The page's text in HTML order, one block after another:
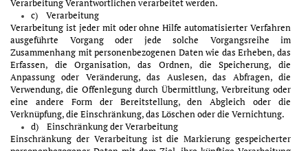
Verarbeitung Verantwortlichen verarbeitet werden.
c) Verarbeitung
Verarbeitung ist jeder mit oder ohne Hilfe automatisierter Verfahren
ausgeführte Vorgang oder jede solche Vorgangsreihe im
Zusammenhang mit personenbezogenen Daten wie das Erheben, das
Erfassen, die Organisation, das Ordnen, die Speicherung, die
Anpassung oder Veränderung, das Auslesen, das Abfragen, die
Verwendung, die Offenlegung durch Übermittlung, Verbreitung oder
eine andere Form der Bereitstellung, den Abgleich oder die
Verknüpfung, die Einschränkung, das Löschen oder die Vernichtung.
d) Einschränkung der Verarbeitung
Einschränkung der Verarbeitung ist die Markierung gespeicherter